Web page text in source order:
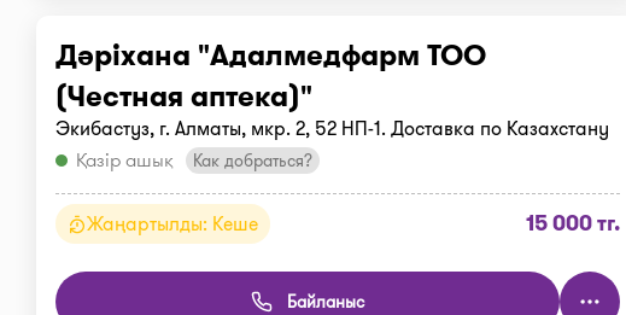
Дәріхана "Адалмедфарм ТОО
(Честная аптека)"
Экибастуз, г. Алматы, мкр. 2, 52 НП-1. Доставка по Казахстану
Қазір ашық
Как добраться?
Жаңартылды: Кеше 15 000 тг.
Байланыс